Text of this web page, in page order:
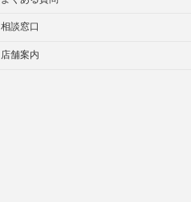
相談窓口
店舗案内